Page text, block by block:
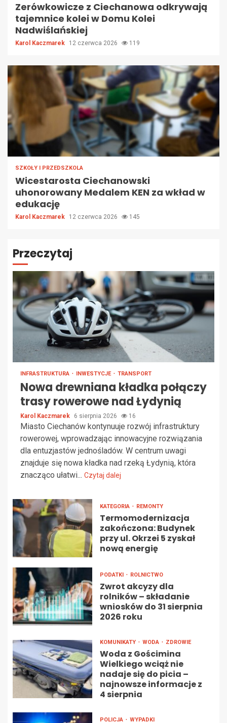
Zerówkowicze z Ciechanowa odkrywają
tajemnice kolei w Domu Kolei
Nadwiślańskiej
Karol Kaczmarek 12 czerwca 2026 119
SZKOŁY I PRZEDSZKOLA
Wicestarosta Ciechanowski
uhonorowany Medalem KEN za wkład w
edukację
Karol Kaczmarek 12 czerwca 2026 145
Przeczytaj
INFRASTRUKTURA INWESTYCJE TRANSPORT
Nowa drewniana kładka połączy
trasy rowerowe nad Łydynią
Karol Kaczmarek 6 sierpnia 2026 16
Miasto Ciechanów kontynuuje rozwój infrastruktury
rowerowej, wprowadzając innowacyjne rozwiązania
dla entuzjastów jednośladów. W centrum uwagi
znajduje się nowa kładka nad rzeką Łydynią, która
znacząco ułatwi... Czytaj dalej
KATEGORIA REMONTY
Termomodernizacja
zakończona: Budynek
przy ul. Okrzei 5 zyskał
nową energię
PODATKI ROLNICTWO
Zwrot akcyzy dla
rolników – składanie
wniosków do 31 sierpnia
2026 roku
KOMUNIKATY WODA ZDROWIE
Woda z Gościmina
Wielkiego wciąż nie
nadaje się do picia –
najnowsze informacje z
4 sierpnia
POLICJA WYPADKI